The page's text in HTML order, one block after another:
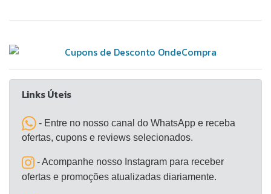
porém poderosas, para qualquer um que queira ser
Wharton School e autor do best-seller Contágio: por
que as coisas pegam. "Se alguma vez você duvidou
que pequenas mudanças podem provocar um
mudar de ideia." - Dan Ariely, professor na Duke
University e autor de Previsivelmente irracional, The
desonestidade.
Links Úteis
- Entre no nosso canal do WhatsApp e receba
ofertas, cupons e reviews selecionados.
- Acompanhe nosso Instagram para receber
ofertas e promoções atualizadas diariamente.